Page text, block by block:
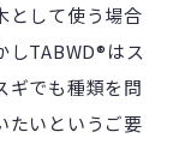
として使う場合
しTABWD®はス
ギでも種類を問
たいというご要